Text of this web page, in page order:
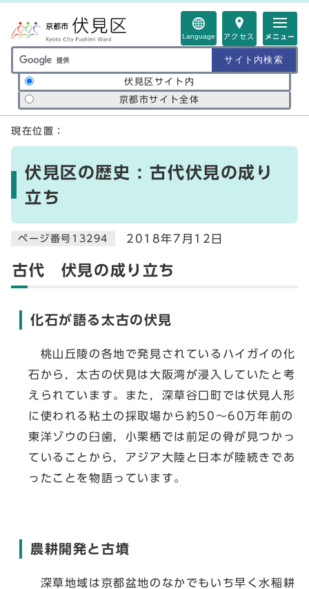
Language アクセス メニュー
サイト内検索の範囲
伏見区サイト内
京都市サイト全体
ここから本文です
現在位置：
伏見区の歴史 : 古代伏見の成り
立ち
ページ番号13294 2018年7月12日
古代 伏見の成り立ち
化石が語る太古の伏見
桃山丘陵の各地で発見されているハイガイの化
石から，太古の伏見は大阪湾が浸入していたと考
えられています。また，深草谷口町では伏見人形
に使われる粘土の採取場から約50～60万年前の
東洋ゾウの臼歯，小栗栖では前足の骨が見つかっ
ていることから，アジア大陸と日本が陸続きであ
ったことを物語っています。
農耕開発と古墳
深草地域は京都盆地のなかでもいち早く水稲耕